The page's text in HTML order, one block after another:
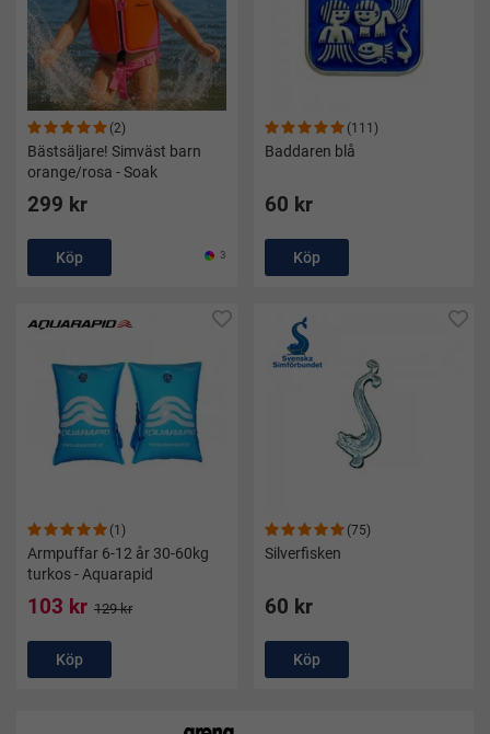
(2)
Bästsäljare! Simväst barn
orange/rosa - Soak
299 kr
Köp 3
(111)
Baddaren blå
60 kr
Köp
(1)
Armpuffar 6-12 år 30-60kg
turkos - Aquarapid
103 kr 129 kr
Köp
(75)
Silverfisken
60 kr
Köp